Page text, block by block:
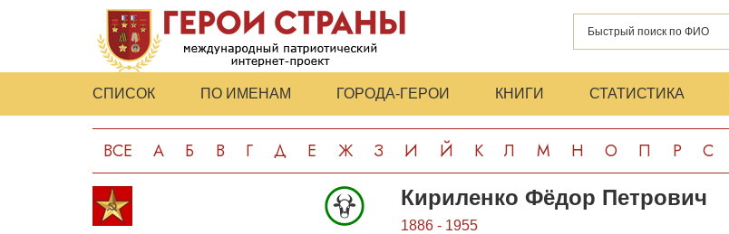
СПИСОК ПО ИМЕНАМ ГОРОДА-ГЕРОИ КНИГИ СТАТИСТИКА
ВСЕ А Б В Г Д Е Ж З И Й К Л М Н О П Р С
Кириленко Фёдор Петрович
1886 - 1955